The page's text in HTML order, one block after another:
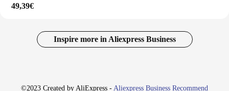
49,39€
Inspire more in Aliexpress Business
©2023 Created by AliExpress - Aliexpress Business Recommend